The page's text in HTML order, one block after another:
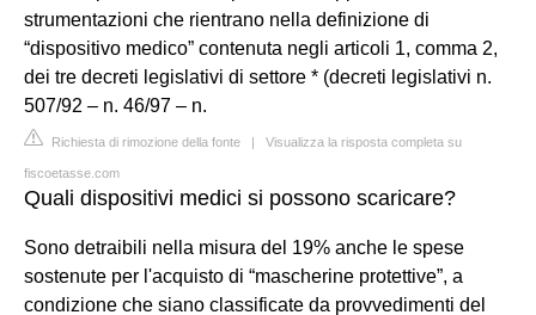
strumentazioni che rientrano nella definizione di
“dispositivo medico” contenuta negli articoli 1, comma 2,
dei tre decreti legislativi di settore * (decreti legislativi n.
507/92 – n. 46/97 – n.
Richiesta di rimozione della fonte | Visualizza la risposta completa su
fiscoetasse.com
Quali dispositivi medici si possono scaricare?
Sono detraibili nella misura del 19% anche le spese
sostenute per l'acquisto di “mascherine protettive”, a
condizione che siano classificate da provvedimenti del